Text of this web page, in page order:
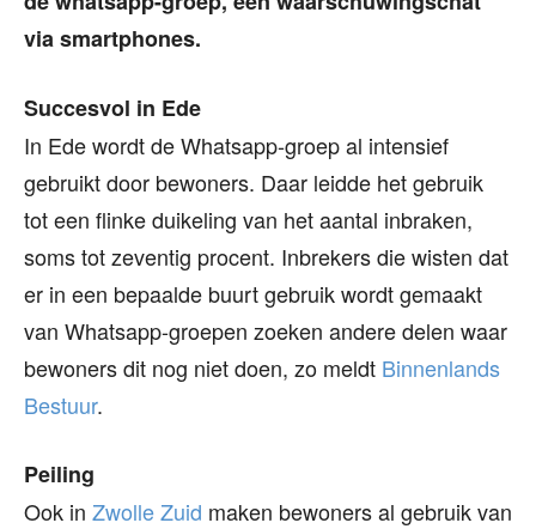
via smartphones.
Succesvol in Ede
In Ede wordt de Whatsapp-groep al intensief
gebruikt door bewoners. Daar leidde het gebruik
tot een flinke duikeling van het aantal inbraken,
soms tot zeventig procent. Inbrekers die wisten dat
er in een bepaalde buurt gebruik wordt gemaakt
van Whatsapp-groepen zoeken andere delen waar
bewoners dit nog niet doen, zo meldt Binnenlands
Bestuur.
Peiling
Ook in Zwolle Zuid maken bewoners al gebruik van